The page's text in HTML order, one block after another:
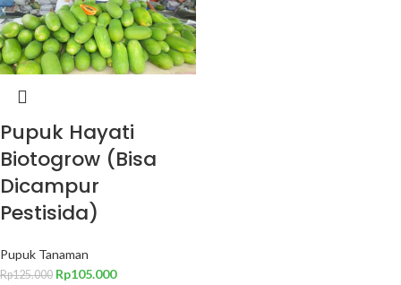
Pupuk Hayati
Biotogrow (Bisa
Dicampur
Pestisida)
Pupuk Tanaman
Rp125.000 Rp105.000